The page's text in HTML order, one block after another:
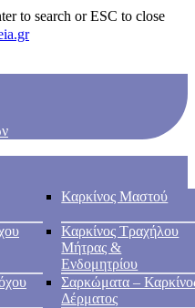
to search or ESC to close
Καρκίνος Μαστού
Καρκίνος Τραχήλου
Μήτρας &
Ενδομητρίου
Σαρκώματα –
Δέρματος